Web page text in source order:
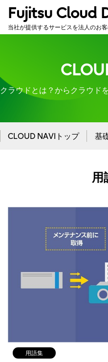
Fujitsu Cloud
当社が提供するサービスを法人のお
クラウドとは？からクラウド
CLOUD NAVIトップ 基
用
用語集